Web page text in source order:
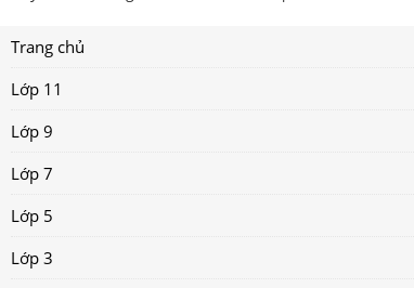
Trang chủ
Lớp 11
Lớp 9
Lớp 7
Lớp 5
Lớp 3